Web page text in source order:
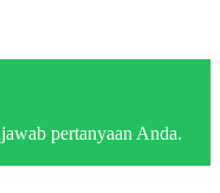
pertanyaan Anda.